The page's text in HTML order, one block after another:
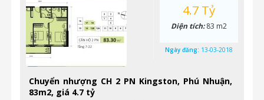
Chuyển nhượng CH 2 PN Kingston, Phú Nhuận,
83m2, giá 4.7 tỷ
4.7 Tỷ
Diện tích:83 m2
Ngày đăng: 13-03-2018